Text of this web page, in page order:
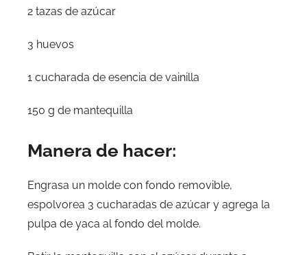
2 tazas de azúcar
3 huevos
1 cucharada de esencia de vainilla
150 g de mantequilla
Manera de hacer:
Engrasa un molde con fondo removible,
espolvorea 3 cucharadas de azúcar y agrega la
pulpa de yaca al fondo del molde.